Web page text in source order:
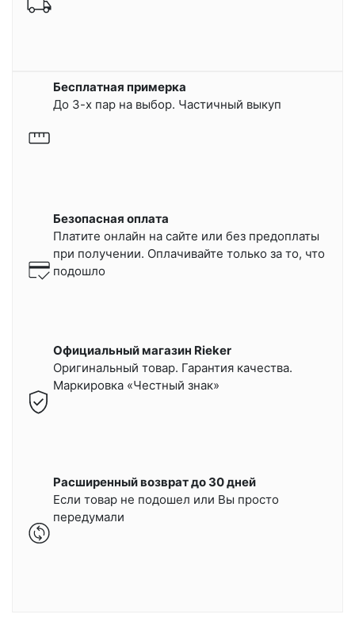
Бесплатная примерка
До 3-х пар на выбор. Частичный выкуп
Безопасная оплата
Платите онлайн на сайте или без предоплаты
при получении. Оплачивайте только за то, что
подошло
Официальный магазин Rieker
Оригинальный товар. Гарантия качества.
Маркировка «Честный знак»
Расширенный возврат до 30 дней
Если товар не подошел или Вы просто
передумали